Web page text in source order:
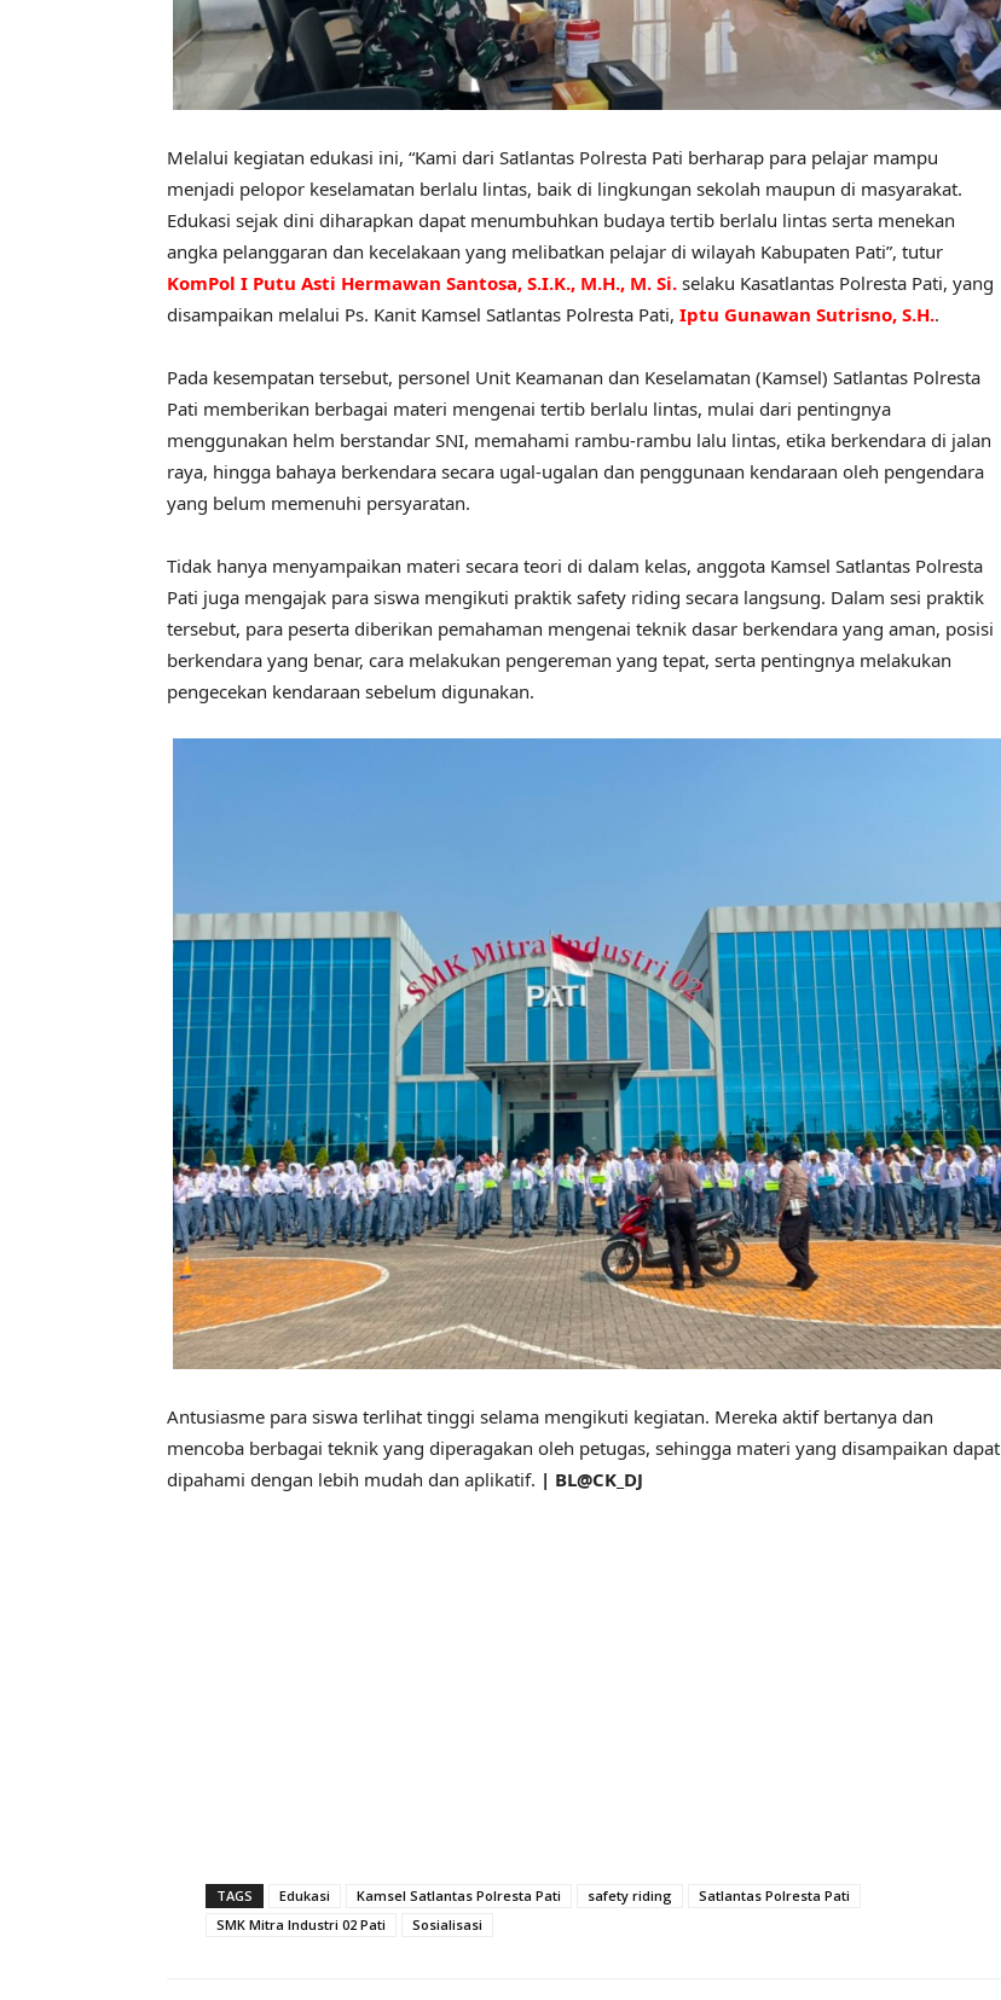
Melalui kegiatan edukasi ini, “Kami dari Satlantas Polresta Pati berharap para pelajar mampu
menjadi pelopor keselamatan berlalu lintas, baik di lingkungan sekolah maupun di masyarakat.
Edukasi sejak dini diharapkan dapat menumbuhkan budaya tertib berlalu lintas serta menekan
angka pelanggaran dan kecelakaan yang melibatkan pelajar di wilayah Kabupaten Pati”, tutur
KomPol I Putu Asti Hermawan Santosa, S.I.K., M.H., M. Si. selaku Kasatlantas Polresta Pati, yang
disampaikan melalui Ps. Kanit Kamsel Satlantas Polresta Pati, Iptu Gunawan Sutrisno, S.H..
Pada kesempatan tersebut, personel Unit Keamanan dan Keselamatan (Kamsel) Satlantas Polresta
Pati memberikan berbagai materi mengenai tertib berlalu lintas, mulai dari pentingnya
menggunakan helm berstandar SNI, memahami rambu-rambu lalu lintas, etika berkendara di jalan
raya, hingga bahaya berkendara secara ugal-ugalan dan penggunaan kendaraan oleh pengendara
yang belum memenuhi persyaratan.
Tidak hanya menyampaikan materi secara teori di dalam kelas, anggota Kamsel Satlantas Polresta
Pati juga mengajak para siswa mengikuti praktik safety riding secara langsung. Dalam sesi praktik
tersebut, para peserta diberikan pemahaman mengenai teknik dasar berkendara yang aman, posisi
berkendara yang benar, cara melakukan pengereman yang tepat, serta pentingnya melakukan
pengecekan kendaraan sebelum digunakan.
Antusiasme para siswa terlihat tinggi selama mengikuti kegiatan. Mereka aktif bertanya dan
mencoba berbagai teknik yang diperagakan oleh petugas, sehingga materi yang disampaikan dapat
dipahami dengan lebih mudah dan aplikatif. | BL@CK_DJ
TAGS Edukasi Kamsel Satlantas Polresta Pati safety riding
Satlantas Polresta Pati
SMK Mitra Industri 02 Pati
Sosialisasi